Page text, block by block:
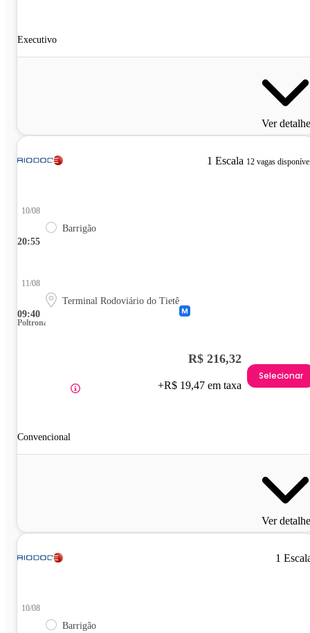
Executivo
Ver
1 Escala 12 vagas
20:55
10/08
Barrigão
09:40
11/08
Terminal Rodoviário do Tietê
Poltrona
Convencional
R$ 216,32
+R$ 19,47 em taxa
Selecionar
Ver
1
10/08
Barrigão